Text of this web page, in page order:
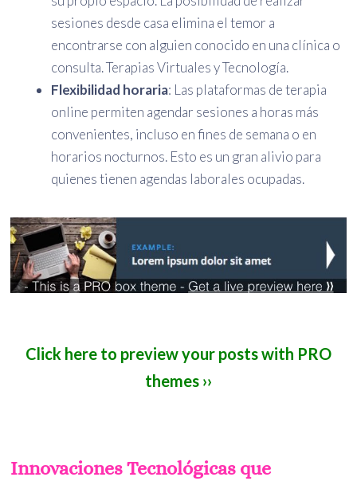
sesiones desde casa elimina el temor a
encontrarse con alguien conocido en una clínica o
consulta. Terapias Virtuales y Tecnología.
Flexibilidad horaria: Las plataformas de terapia
online permiten agendar sesiones a horas más
convenientes, incluso en fines de semana o en
horarios nocturnos. Esto es un gran alivio para
quienes tienen agendas laborales ocupadas.
Click here to preview your posts with PRO
themes ››
Innovaciones Tecnológicas que